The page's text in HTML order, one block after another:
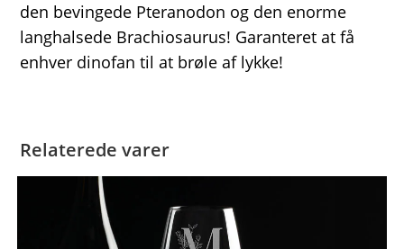
den bevingede Pteranodon og den enorme
langhalsede Brachiosaurus! Garanteret at få
enhver dinofan til at brøle af lykke!
Relaterede varer